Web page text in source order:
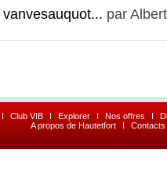
vanvesauquot... par
I Club VIB I Explorer I Nos offres I
A propos de Hautetfort
I Contacts